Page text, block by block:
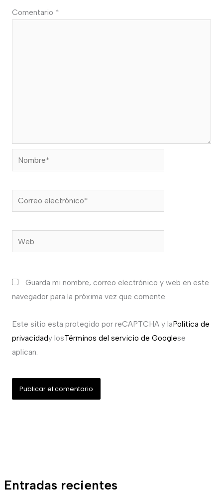
Entradas recientes
Comentario *
Nombre*
Correo
electrónico*
Web
Guarda mi nombre, correo electrónico y web en este
navegador para la próxima vez que comente.
Este sitio esta protegido por reCAPTCHA y laPolítica de
privacidady losTérminos del servicio de Googlese
aplican.